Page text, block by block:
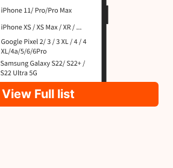
View Full list